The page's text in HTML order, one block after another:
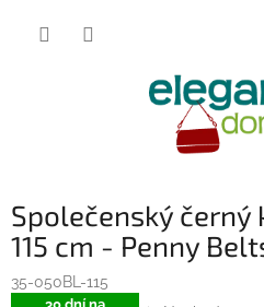
Společenský černý
115 cm - Penny
35-050BL-115